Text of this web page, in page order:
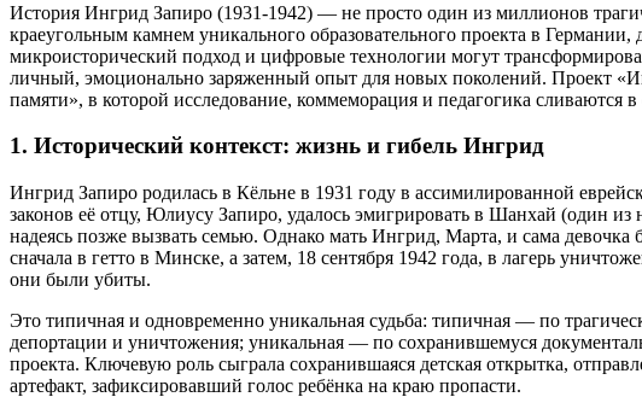
История Ингрид Запиро (1931-1942) — не просто один из миллионов
краеугольным камнем уникального образовательного проекта в
микроисторический подход и цифровые технологии могут
личный, эмоционально заряженный опыт для новых поколений. Проект
памяти», в которой исследование, коммеморация и педагогика сливаются
1. Исторический контекст: жизнь и гибель Ингрид
Ингрид Запиро родилась в Кёльне в 1931 году в ассимилированной
законов её отцу, Юлиусу Запиро, удалось эмигрировать в Шанхай (один
надеясь позже вызвать семью. Однако мать Ингрид, Марта, и сама
сначала в гетто в Минске, а затем, 18 сентября 1942 года, в лагерь
они были убиты.
Это типичная и одновременно уникальная судьба: типичная — по
депортации и уничтожения; уникальная — по сохранившемуся
проекта. Ключевую роль сыграла сохранившаяся детская открытка,
артефакт, зафиксировавший голос ребёнка на краю пропасти.